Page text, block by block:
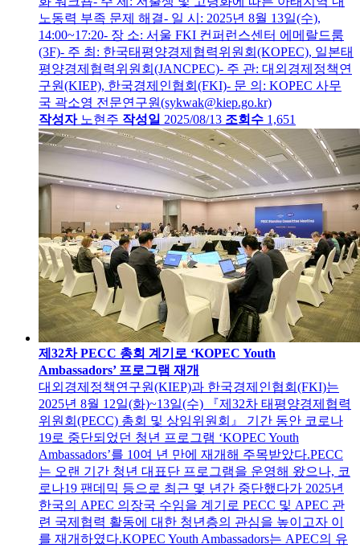
노동력 부족 문제 해결- 일 시: 2025년 8월 13일(수),
14:00~17:20- 장 소: 서울 FKI 컨퍼런스센터 에메랄드룸
(3F)- 주 최: 한국태평양경제협력위원회(KOPEC), 일본태
평양경제협력위원회(JANCPEC)- 주 관: 대외경제정책연
구원(KIEP), 한국경제인협회(FKI)- 문 의: KOPEC 사무
국 곽소영 전문연구원(sykwak@kiep.go.kr)
작성자노현주 작성일 2025/08/13 조회수 1,651
제32차 PECC 총회 계기로 ‘KOPEC Youth
Ambassadors’ 프로그램 재개
대외경제정책연구원(KIEP)과 한국경제인협회(FKI)는
2025년 8월 12일(화)~13일(수) 『제32차 태평양경제협력
위원회(PECC) 총회 및 상임위원회』 기간 동안 코로나
19로 중단되었던 청년 프로그램 ‘KOPEC Youth
Ambassadors’를 10여 년 만에 재개해 주목받았다.PECC
는 오랜 기간 청년 대표단 프로그램을 운영해 왔으나, 코
로나19 팬데믹 등으로 최근 몇 년간 중단했다가 2025년
한국의 APEC 의장국 수임을 계기로 PECC 및 APEC 관
련 국제협력 활동에 대한 청년층의 관심을 높이고자 이
를 재개하였다.KOPEC Youth Ambassadors는 APEC의 유